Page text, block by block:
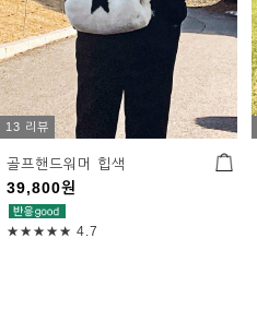
13 리뷰
골프핸드워머 힙색
39,800원
★★★★★ 4.7